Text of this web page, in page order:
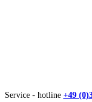
Service - hotline +49